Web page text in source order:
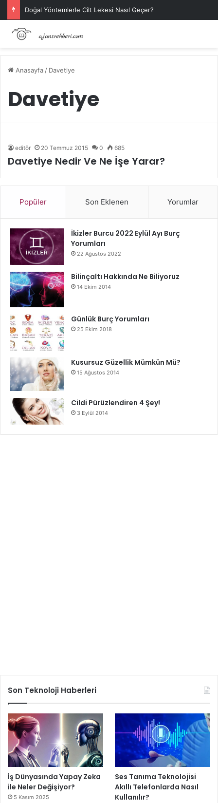
Doğal Yöntemlerle Cilt Lekesi Nasıl Geçer?
Anasayfa / Davetiye
Davetiye
editör 20 Temmuz 2015 0 685
Davetiye Nedir Ve Ne İşe Yarar?
Popüler Son Eklenen Yorumlar
İkizler Burcu 2022 Eylül Ayı Burç
Yorumları
22 Ağustos 2022
Bilinçaltı Hakkında Ne Biliyoruz
14 Ekim 2014
Günlük Burç Yorumları
25 Ekim 2018
Kusursuz Güzellik Mümkün Mü?
15 Ağustos 2014
Cildi Pürüzlendiren 4 Şey!
3 Eylül 2014
Son Teknoloji Haberleri
İş Dünyasında Yapay Zeka
ile Neler Değişiyor?
5 Kasım 2025
Ses Tanıma Teknolojisi
Akıllı Telefonlarda Nasıl
Kullanılır?